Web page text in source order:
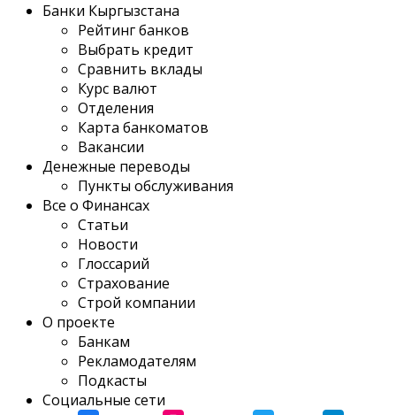
Банки Кыргызстана
Рейтинг банков
Выбрать кредит
Сравнить вклады
Курс валют
Отделения
Карта банкоматов
Вакансии
Денежные переводы
Пункты обслуживания
Все о Финансах
Статьи
Новости
Глоссарий
Страхование
Строй компании
О проекте
Банкам
Рекламодателям
Подкасты
Социальные сети